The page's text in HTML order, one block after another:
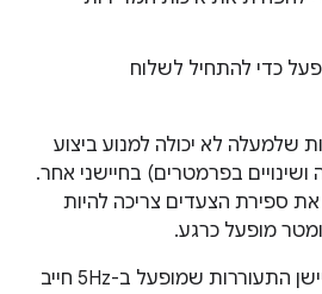
כדי להתחיל לשלוח
שלמעלה לא יכולה למנוע ביצוע
בפרמטרים) בחיישני אחר.
ספירת הצעדים צריכה להיות
מופעל כרגע.
דוגמה חשובה נוספת: חיישן התעוררות שמופעל ב-5Hz חייב